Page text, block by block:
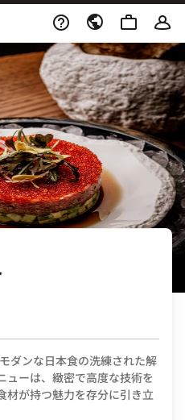
ダンな日本食の洗練された解
ューは、緻密で高度な技術を
材が持つ魅力を存分に引き立